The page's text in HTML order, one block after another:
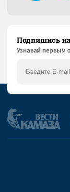
Подпишись
Узнaвай первым